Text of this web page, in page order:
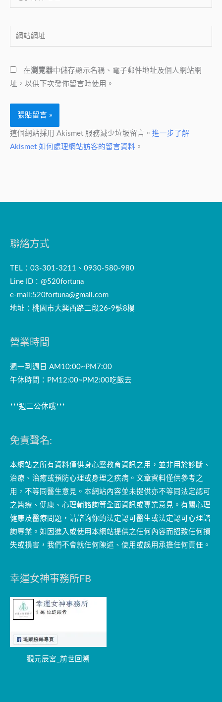
子
件
地
*
網
站
址
在瀏覽器中儲存顯示名稱、電子郵件地址及個人網站網
址，以供下次發佈留言時使用。
這個網站採用 Akismet 服務減少垃圾留言。 進一步了解
Akismet 如何處理網站訪客的留言資料 。
聯絡方式
TEL：03-301-3211、0930-580-980
Line ID：@520fortuna
e-mail:520fortuna@gmail.com
地址：桃園市大興西路二段26-9號8樓
營業時間
週一到週日 AM10:00~PM7:00
午休時間：PM12:00~PM2:00吃飯去
***週二公休哦***
免責聲名:
本網站之所有資料僅供身心靈教育資訊之用，並非用於診斷、
治療、治癒或預防心理或身理之疾病。文章資料僅供參考之
用，不等同醫生意見。本網站內容並未提供亦不等同法定認可
之醫療、健康、心理輔諮詢等全面資訊或專業意見。有關心理
健康及醫療問題，請諮詢你的法定認可醫生或法定認可心理諮
詢專業。如因進入或使用本網站提供之任何內容而招致任何損
失或損害，我們不會就任何陳述、使用或誤用承擔任何責任。
幸運女神事務所FB
觀元辰宮_前世回溯